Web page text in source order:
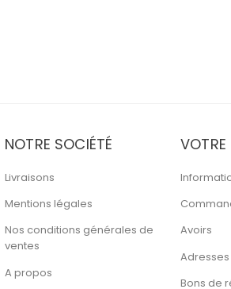
NOTRE SOCIÉTÉ
Livraisons
Mentions légales
Nos conditions générales de
ventes
A propos
Avoirs
Adresses
Bons de